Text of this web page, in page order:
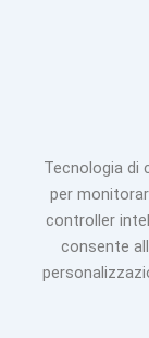
Tecnologia di
per
controller
consente